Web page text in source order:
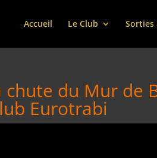
Accueil Le Club Sorties
du Mur de
Eurotrabi